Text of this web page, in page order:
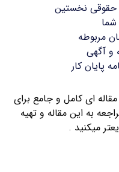
حقوقی نخستین
مربوطه
و آگهی
پایان کار
ای کامل و جامع برای
به این مقاله و تهیه
میکنید .